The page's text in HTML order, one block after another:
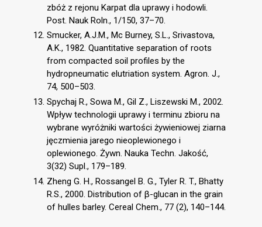
zbóż z rejonu Karpat dla uprawy i hodowli.
Post. Nauk Roln., 1/150, 37–70.
Smucker, A.J.M., Mc Burney, S.L., Srivastova,
A.K., 1982. Quantitative separation of roots
from compacted soil profiles by the
hydropneumatic elutriation system. Agron. J.,
74, 500–503.
Spychaj R., Sowa M., Gil Z., Liszewski M., 2002.
Wpływ technologii uprawy i terminu zbioru na
wybrane wyróżniki wartości żywieniowej ziarna
jęczmienia jarego nieoplewionego i
oplewionego. Żywn. Nauka Techn. Jakość,
3(32) Supl., 179–189.
Zheng G. H., Rossangel B. G., Tyler R. T., Bhatty
R.S., 2000. Distribution of β-glucan in the grain
of hulles barley. Cereal Chem., 77 (2), 140–144.